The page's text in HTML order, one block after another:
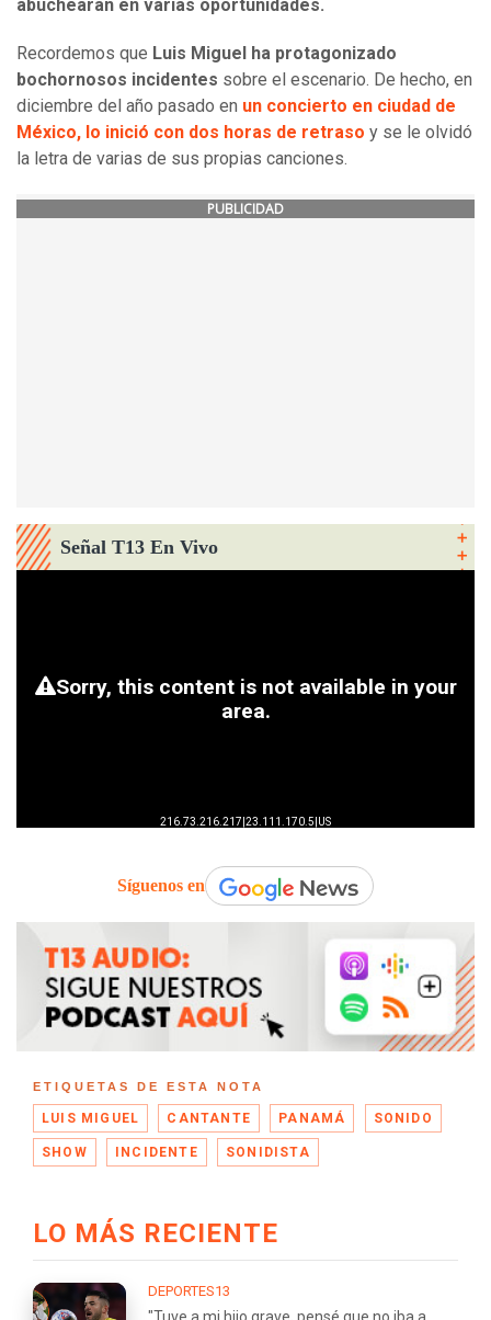
abuchearan en varias oportunidades.
Recordemos que Luis Miguel ha protagonizado
bochornosos incidentes sobre el escenario. De hecho, en
diciembre del año pasado en un concierto en ciudad de
México, lo inició con dos horas de retraso y se le olvidó
la letra de varias de sus propias canciones.
PUBLICIDAD
Señal T13 En Vivo
Síguenos en
ETIQUETAS DE ESTA NOTA
LUIS MIGUEL CANTANTE PANAMÁ SONIDO
SHOW INCIDENTE SONIDISTA
LO MÁS RECIENTE
DEPORTES13
"Tuve a mi hijo grave, pensé que no iba a